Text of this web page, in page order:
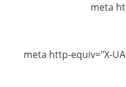
<meta
<meta http-equiv="X-